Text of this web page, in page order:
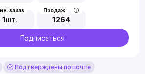
заказ
1шт.
Продаж
1264
Подписаться
Подтверждены по почте